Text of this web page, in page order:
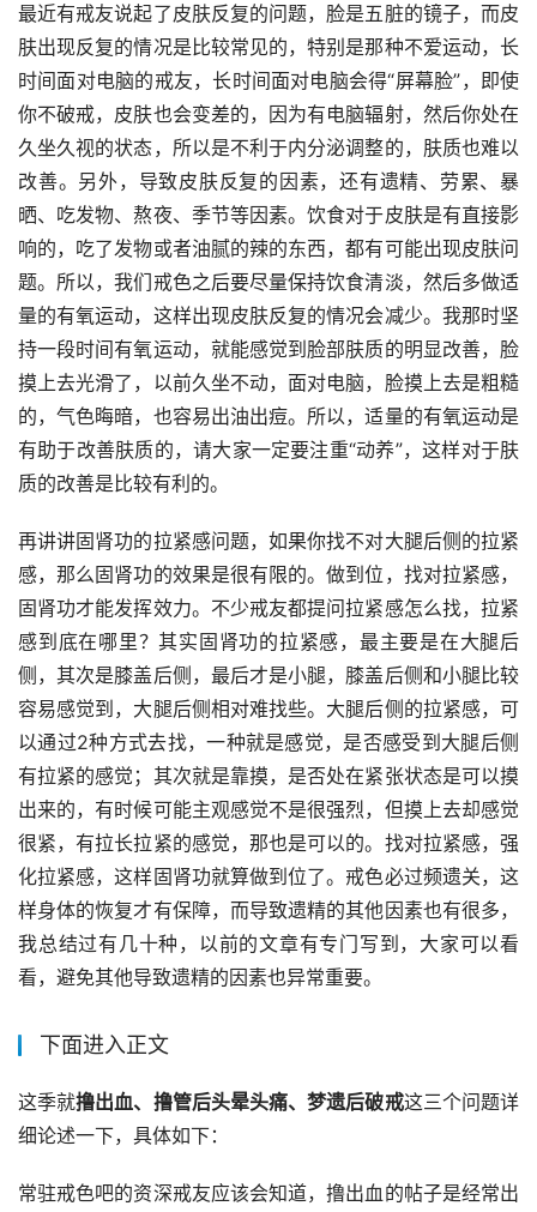
最近有戒友说起了皮肤反复的问题，脸是五脏的镜子，而皮
肤出现反复的情况是比较常见的，特别是那种不爱运动，长
时间面对电脑的戒友，长时间面对电脑会得“屏幕脸”，即使
你不破戒，皮肤也会变差的，因为有电脑辐射，然后你处在
久坐久视的状态，所以是不利于内分泌调整的，肤质也难以
改善。另外，导致皮肤反复的因素，还有遗精、劳累、暴
晒、吃发物、熬夜、季节等因素。饮食对于皮肤是有直接影
响的，吃了发物或者油腻的辣的东西，都有可能出现皮肤问
题。所以，我们戒色之后要尽量保持饮食清淡，然后多做适
量的有氧运动，这样出现皮肤反复的情况会减少。我那时坚
持一段时间有氧运动，就能感觉到脸部肤质的明显改善，脸
摸上去光滑了，以前久坐不动，面对电脑，脸摸上去是粗糙
的，气色晦暗，也容易出油出痘。所以，适量的有氧运动是
有助于改善肤质的，请大家一定要注重“动养”，这样对于肤
质的改善是比较有利的。
再讲讲固肾功的拉紧感问题，如果你找不对大腿后侧的拉紧
感，那么固肾功的效果是很有限的。做到位，找对拉紧感，
固肾功才能发挥效力。不少戒友都提问拉紧感怎么找，拉紧
感到底在哪里？其实固肾功的拉紧感，最主要是在大腿后
侧，其次是膝盖后侧，最后才是小腿，膝盖后侧和小腿比较
容易感觉到，大腿后侧相对难找些。大腿后侧的拉紧感，可
以通过2种方式去找，一种就是感觉，是否感受到大腿后侧
有拉紧的感觉；其次就是靠摸，是否处在紧张状态是可以摸
出来的，有时候可能主观感觉不是很强烈，但摸上去却感觉
很紧，有拉长拉紧的感觉，那也是可以的。找对拉紧感，强
化拉紧感，这样固肾功就算做到位了。戒色必过频遗关，这
样身体的恢复才有保障，而导致遗精的其他因素也有很多，
我总结过有几十种，以前的文章有专门写到，大家可以看
看，避免其他导致遗精的因素也异常重要。
下面进入正文
这季就撸出血、撸管后头晕头痛、梦遗后破戒这三个问题详
细论述一下，具体如下：
常驻戒色吧的资深戒友应该会知道，撸出血的帖子是经常出